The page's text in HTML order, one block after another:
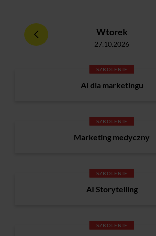
Wtorek
27.10.2026
SZKOLENIE
AI dla marketingu
SZKOLENIE
Marketing medyczny
SZKOLENIE
AI Storytelling
SZKOLENIE